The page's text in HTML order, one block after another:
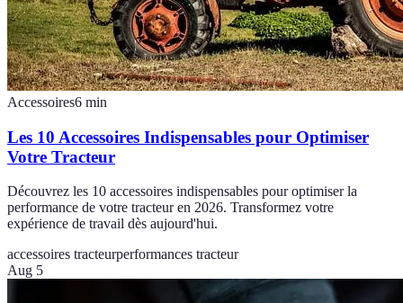
Accessoires6 min
Les 10 Accessoires Indispensables pour Optimiser
Votre Tracteur
Découvrez les 10 accessoires indispensables pour optimiser la
performance de votre tracteur en 2026. Transformez votre
expérience de travail dès aujourd'hui.
accessoires tracteurperformances tracteur
Aug 5